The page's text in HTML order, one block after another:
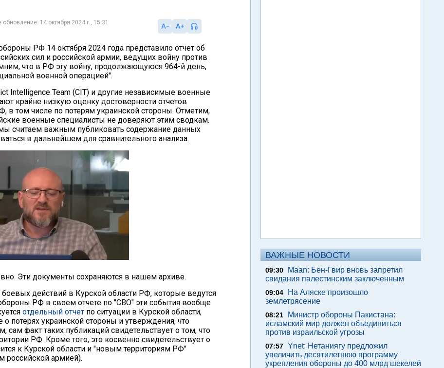
14 октября 2024 г., 15:31
РФ 14 октября 2024 года представило отчет об
сил и российской армии, ведущих войну против
что в РФ эту войну, продолжающуюся 964-й день,
военной операцией".
Intelligence Team (CIT) и другие независимые военные
крайне низкую оценку достоверности отчетов
в том числе по потерям украинской стороны. Отметим,
военные специалисты не доверяют этим сводкам.
считаем важным публиковать содержание данных
в дальнейшем для сравнительного анализа.
Эти документы сохраняются в нашем архиве.
действий в Курской области РФ, которые ведутся
РФ в своем отчете по "СВО" эти события вообще
отдельный отчет по ситуации в Курской области,
потерях украинской стороны и утверждения, что
сам факт таких публикаций свидетельствует о том, что
РФ. Кроме того, это косвенно свидетельствует о
к Курской области и "новым территориям РФ"
российской армией).
ВАЖНЫЕ НОВОСТИ
09:30
Maan: Бен-Гвир вновь запретил
свидания палестинским заключенным
09:04
На Аляске произошло
землетрясение
08:21
Министр обороны Пакистана:
исламский мир должен объединиться
против израильской угрозы
07:57 Ynet: Нетаниягу предложил
увеличить десятилетнюю программу
укрепления обороны до 400 млрд шекелей